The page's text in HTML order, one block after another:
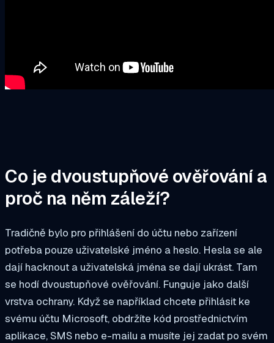
Co je dvoustupňové ověřování a
proč na něm záleží?
Tradičně bylo pro přihlášení do účtu nebo zařízení
potřeba pouze uživatelské jméno a heslo. Hesla se ale
dají hacknout a uživatelská jména se dají ukrást. Tam
se hodí dvoustupňové ověřování. Funguje jako další
vrstva ochrany. Když se například chcete přihlásit ke
svému účtu Microsoft, obdržíte kód prostřednictvím
aplikace, SMS nebo e-mailu a musíte jej zadat po svém